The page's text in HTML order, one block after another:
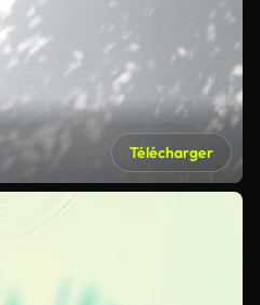
Télécharger